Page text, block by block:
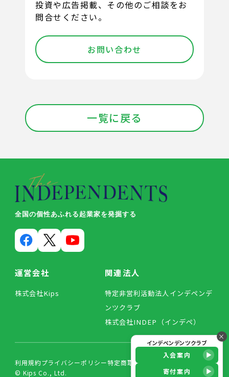
投資や広告掲載、その他のご相談をお
問合せください。
お問い合わせ
一覧に戻る
×
インデペンデンツクラブ
入会案内
寄付案内
全国の個性あふれる起業家を発掘する
運営会社
株式会社Kips
関連法人
特定非営利活動法人インデペンデ
ンツクラブ
株式会社INDEP（インデペ）
利用規約プライバシーポリシー特定商取引法に基づく表記
© Kips Co., Ltd.